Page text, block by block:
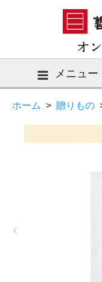
メニュー
ホーム > 贈りもの